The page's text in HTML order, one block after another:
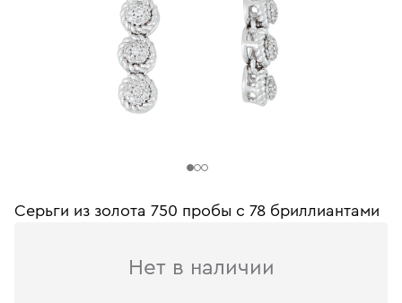
Серьги из золота 750 пробы c 78 бриллиантами
Нет в наличии